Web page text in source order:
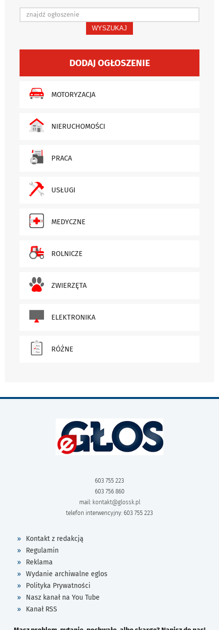
WYSZUKAJ
DODAJ OGŁOSZENIE
MOTORYZACJA
NIERUCHOMOŚCI
PRACA
USŁUGI
MEDYCZNE
ROLNICZE
ZWIERZĘTA
ELEKTRONIKA
RÓŻNE
603 755 223
603 756 860
mail: kontakt@glossk.pl
telefon interwencyjny: 603 755 223
Kontakt z redakcją
Regulamin
Reklama
Wydanie archiwalne eglos
Polityka Prywatności
Nasz kanał na You Tube
Kanał RSS